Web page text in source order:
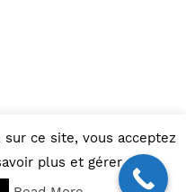
Facebook
ce site, vous acceptez
plus et gérer ces